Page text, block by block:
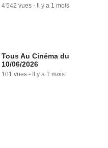
4 542 vues - Il y a 1 mois
Tous Au Cinéma du
10/06/2026
101 vues - Il y a 1 mois